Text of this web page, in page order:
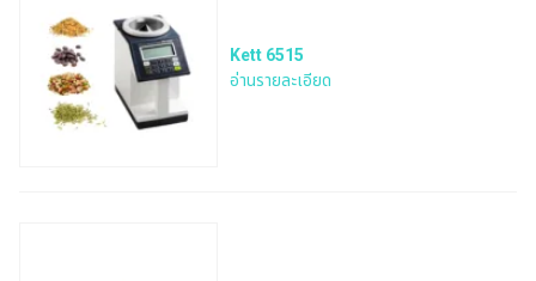
Kett 6515
อ่านรายละเอียด